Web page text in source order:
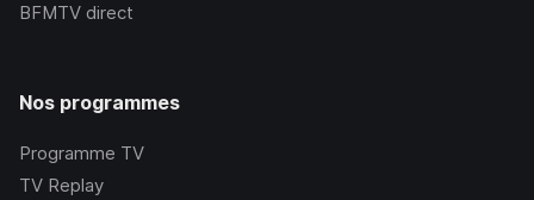
BFMTV direct
Nos programmes
Programme TV
TV Replay